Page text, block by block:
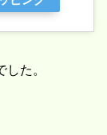
た。